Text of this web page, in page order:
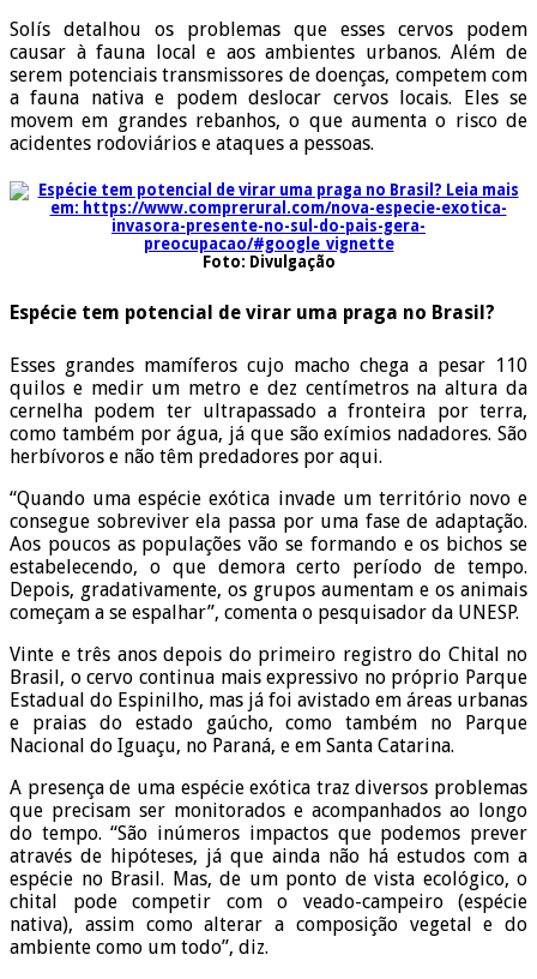
Solís detalhou os problemas que esses cervos podem
causar à fauna local e aos ambientes urbanos. Além de
serem potenciais transmissores de doenças, competem com
a fauna nativa e podem deslocar cervos locais. Eles se
movem em grandes rebanhos, o que aumenta o risco de
acidentes rodoviários e ataques a pessoas.
Foto: Divulgação
Espécie tem potencial de virar uma praga no Brasil?
Esses grandes mamíferos cujo macho chega a pesar 110
quilos e medir um metro e dez centímetros na altura da
cernelha podem ter ultrapassado a fronteira por terra,
como também por água, já que são exímios nadadores. São
herbívoros e não têm predadores por aqui.
“Quando uma espécie exótica invade um território novo e
consegue sobreviver ela passa por uma fase de adaptação.
Aos poucos as populações vão se formando e os bichos se
estabelecendo, o que demora certo período de tempo.
Depois, gradativamente, os grupos aumentam e os animais
começam a se espalhar”, comenta o pesquisador da UNESP.
Vinte e três anos depois do primeiro registro do Chital no
Brasil, o cervo continua mais expressivo no próprio Parque
Estadual do Espinilho, mas já foi avistado em áreas urbanas
e praias do estado gaúcho, como também no Parque
Nacional do Iguaçu, no Paraná, e em Santa Catarina.
A presença de uma espécie exótica traz diversos problemas
que precisam ser monitorados e acompanhados ao longo
do tempo. “São inúmeros impactos que podemos prever
através de hipóteses, já que ainda não há estudos com a
espécie no Brasil. Mas, de um ponto de vista ecológico, o
chital pode competir com o veado-campeiro (espécie
nativa), assim como alterar a composição vegetal e do
ambiente como um todo”, diz.